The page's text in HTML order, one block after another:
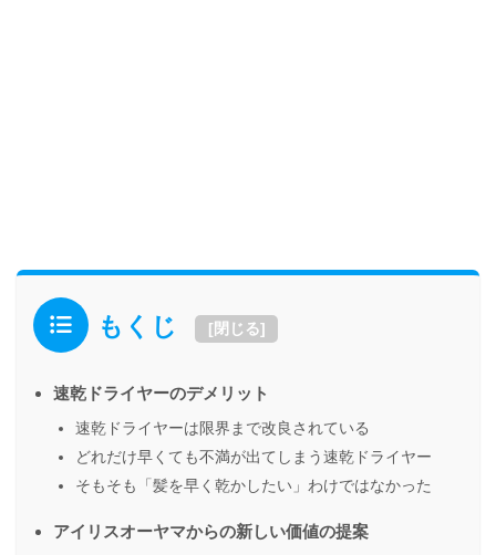
もくじ [閉じる]
速乾ドライヤーのデメリット
速乾ドライヤーは限界まで改良されている
どれだけ早くても不満が出てしまう速乾ドライヤー
そもそも「髪を早く乾かしたい」わけではなかった
アイリスオーヤマからの新しい価値の提案